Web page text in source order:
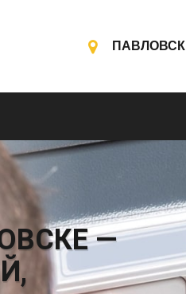
ПАВЛОВСК
—